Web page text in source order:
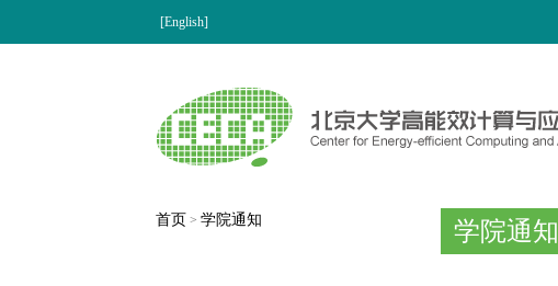
[English]
首页 > 学院通知 学院通知